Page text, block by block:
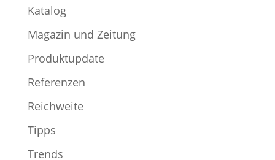
Katalog
Magazin und Zeitung
Produktupdate
Referenzen
Reichweite
Tipps
Trends